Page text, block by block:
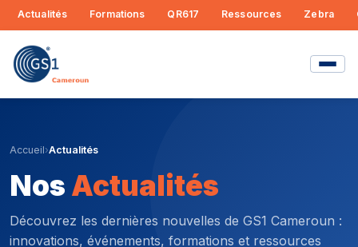
Actualités Formations QR617 Ressources Zebra
Accueil›Actualités
Nos Actualités
Découvrez les dernières nouvelles de GS1 Cameroun :
innovations, événements, formations et ressources